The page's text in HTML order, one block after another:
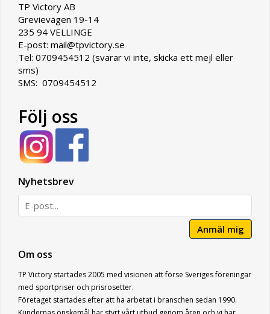
TP Victory AB
Grevievägen 19-14
235 94 VELLINGE
E-post: mail@tpvictory.se
Tel: 0709454512 (svarar vi inte, skicka ett mejl eller
sms)
SMS: 0709454512
Följ oss
Nyhetsbrev
Anmäl mig
Om oss
TP Victory startades 2005 med visionen att förse Sveriges föreningar
med sportpriser och prisrosetter.
Företaget startades efter att ha arbetat i branschen sedan 1990.